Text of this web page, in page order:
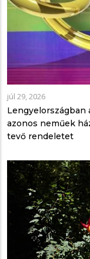
júl 29, 2026
azonos neműek
tevő rendeletet